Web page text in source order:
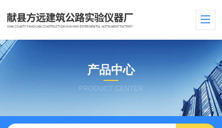
产品中心
PRODUCT CENTER